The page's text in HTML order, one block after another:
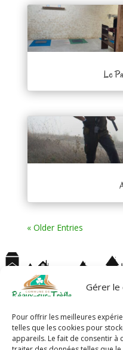
Gérer le
Pour offrir les meilleures
telles que les cookies pour
appareils. Le fait de consentir à
Le
« Older Entries